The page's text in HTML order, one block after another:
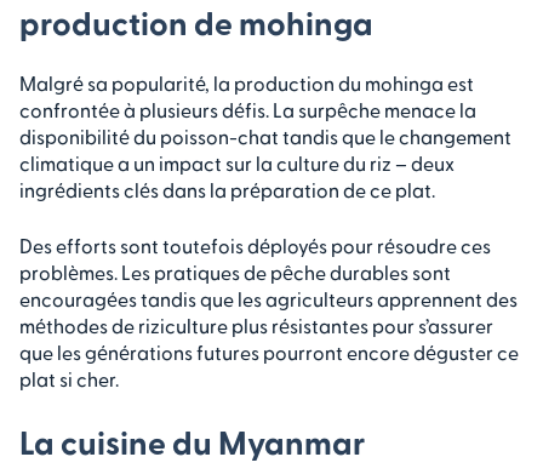
production de mohinga
Malgré sa popularité, la production du mohinga est
confrontée à plusieurs défis. La surpêche menace la
disponibilité du poisson-chat tandis que le changement
climatique a un impact sur la culture du riz – deux
ingrédients clés dans la préparation de ce plat.
Des efforts sont toutefois déployés pour résoudre ces
problèmes. Les pratiques de pêche durables sont
encouragées tandis que les agriculteurs apprennent des
méthodes de riziculture plus résistantes pour s’assurer
que les générations futures pourront encore déguster ce
plat si cher.
La cuisine du Myanmar